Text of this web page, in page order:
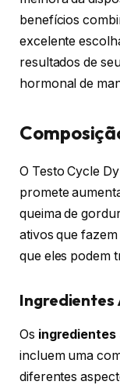
benefícios
excelente
resultados de
hormonal de
O Testo Cycle
promete
queima de
ativos que
que eles podem
Ingredientes
Os ingredientes
incluem uma
diferentes